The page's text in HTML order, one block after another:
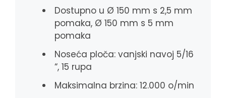
Dostupno u Ø 150 mm s 2,5 mm
pomaka, Ø 150 mm s 5 mm
pomaka
Noseća ploča: vanjski navoj 5/16
“, 15 rupa
Maksimalna brzina: 12.000 o/min